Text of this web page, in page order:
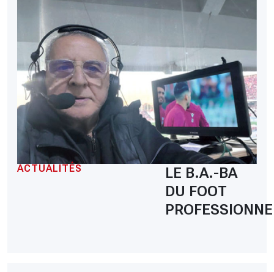
ACTUALITÉS
LE B.A.-BA
DU FOOT